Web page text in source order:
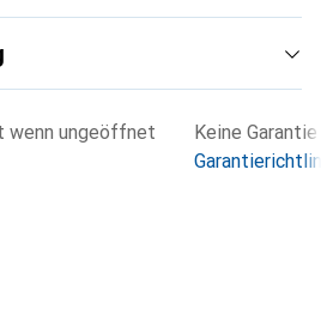
wenn ungeöffnet
Keine Garantie